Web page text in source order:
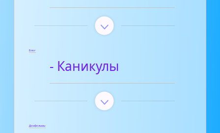
Блог
- Каникулы
Диафильмы